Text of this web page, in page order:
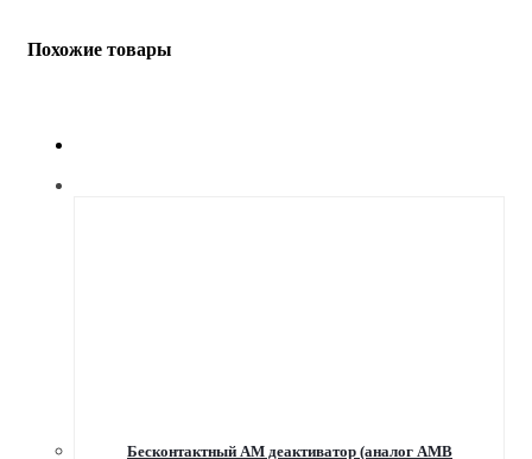
Похожие товары
Бесконтактный АМ деактиватор (аналог АМВ